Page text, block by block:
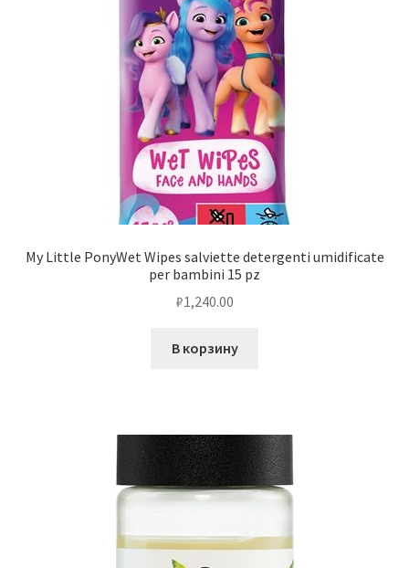
My Little PonyWet Wipes salviette detergenti umidificate
per bambini 15 pz
₽1,240.00
В корзину